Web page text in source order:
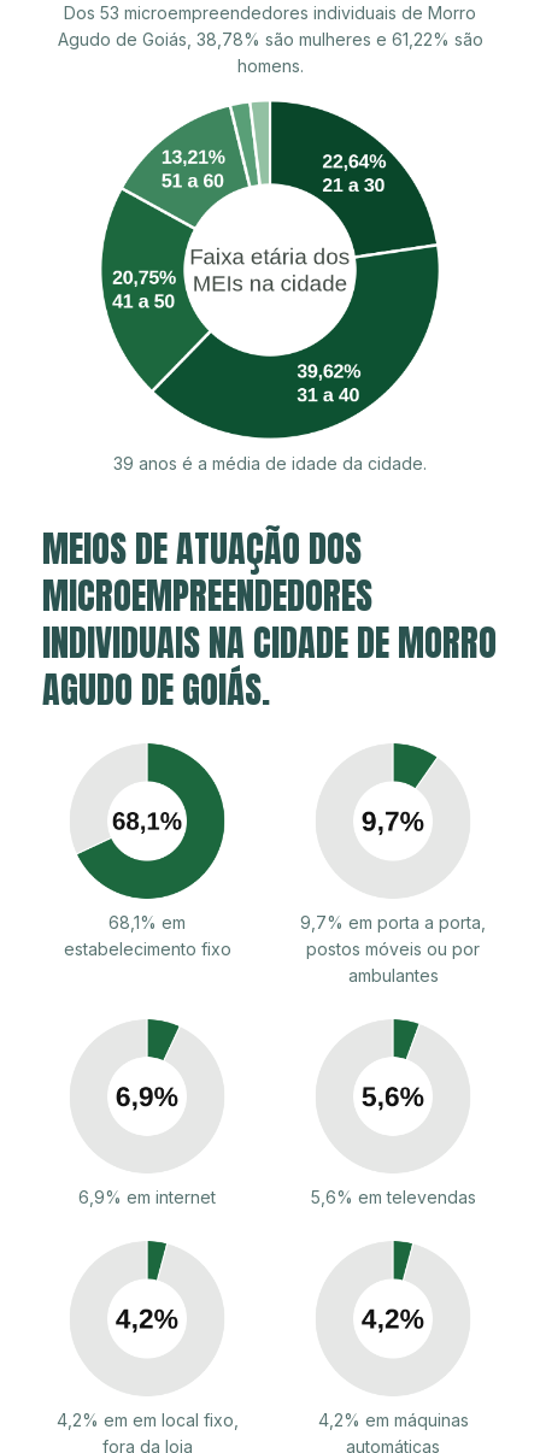
Dos 53 microempreendedores individuais de Morro
Agudo de Goiás, 38,78% são mulheres e 61,22% são
homens.
39 anos é a média de idade da cidade.
MEIOS DE ATUAÇÃO DOS
MICROEMPREENDEDORES
INDIVIDUAIS NA CIDADE DE MORRO
AGUDO DE GOIÁS.
68,1% em
estabelecimento fixo
9,7% em porta a porta,
postos móveis ou por
ambulantes
6,9% em internet 5,6% em televendas
4,2% em em local fixo,
fora da loja
4,2% em máquinas
automáticas